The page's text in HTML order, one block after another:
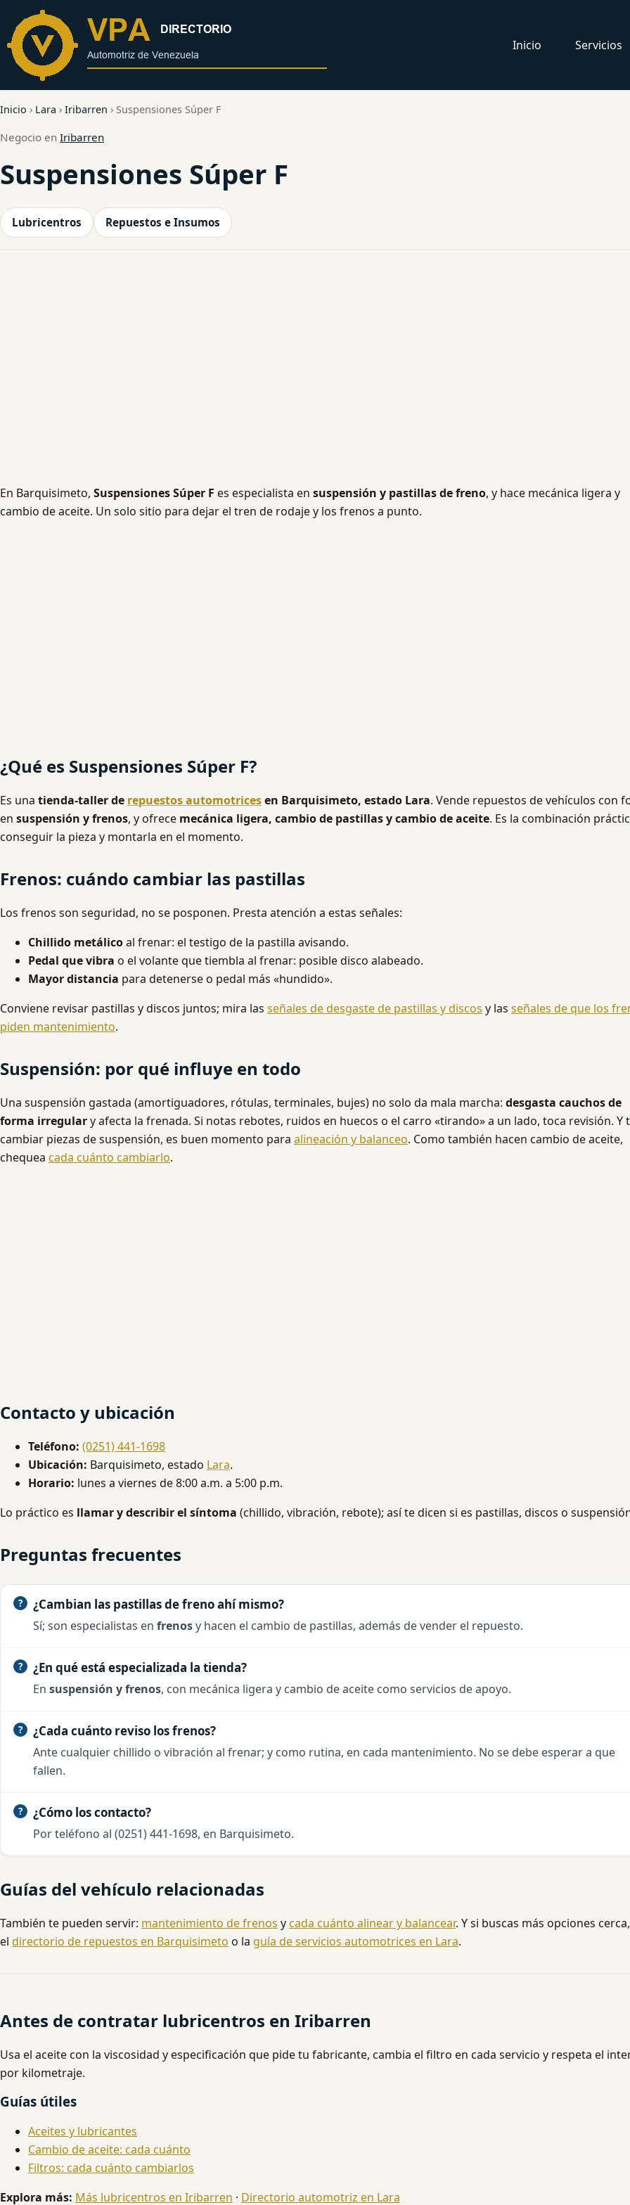
contenido
Inicio
Servicios
Inicio › Lara › Iribarren › Suspensiones Súper F
Negocio en Iribarren
Suspensiones Súper F
Lubricentros Repuestos e Insumos
En Barquisimeto, Suspensiones Súper F es especialista en suspensión y pastillas de freno, y hace mecánica ligera y
cambio de aceite. Un solo sitio para dejar el tren de rodaje y los frenos a punto.
¿Qué es Suspensiones Súper F?
Es una tienda-taller de repuestos automotricesen Barquisimeto, estado Lara. Vende repuestos de vehículos con
en suspensión y frenos, y ofrece mecánica ligera, cambio de pastillas y cambio de aceite. Es la combinación
conseguir la pieza y montarla en el momento.
Frenos: cuándo cambiar las pastillas
Los frenos son seguridad, no se posponen. Presta atención a estas señales:
Chillido metálicoal frenar: el testigo de la pastilla avisando.
Pedal que vibra o el volante que tiembla al frenar: posible disco alabeado.
Mayor distancia para detenerse o pedal más «hundido».
Conviene revisar pastillas y discos juntos; mira las señales de desgaste de pastillas y discos y las señales de que los
piden mantenimiento.
Suspensión: por qué influye en todo
Una suspensión gastada (amortiguadores, rótulas, terminales, bujes) no solo da mala marcha: desgasta cauchos de
forma irregulary afecta la frenada. Si notas rebotes, ruidos en huecos o el carro «tirando» a un lado, toca revisión. Y
cambiar piezas de suspensión, es buen momento para alineación y balanceo. Como también hacen cambio de aceite,
chequea cada cuánto cambiarlo.
Contacto y ubicación
Teléfono: (0251) 441-1698
Ubicación: Barquisimeto, estado Lara.
Horario: lunes a viernes de 8:00 a.m. a 5:00 p.m.
Lo práctico es llamar y describir el síntoma (chillido, vibración, rebote); así te dicen si es pastillas, discos o
Preguntas frecuentes
¿Cambian las pastillas de freno ahí mismo?
Sí; son especialistas en frenosy hacen el cambio de pastillas, además de vender el repuesto.
¿En qué está especializada la tienda?
En suspensión y frenos, con mecánica ligera y cambio de aceite como servicios de apoyo.
¿Cada cuánto reviso los frenos?
Ante cualquier chillido o vibración al frenar; y como rutina, en cada mantenimiento. No se debe esperar a que
fallen.
¿Cómo los contacto?
Por teléfono al (0251) 441-1698, en Barquisimeto.
Guías del vehículo relacionadas
También te pueden servir: mantenimiento de frenos ycada cuánto alinear y balancear. Y si buscas más opciones
el directorio de repuestos en Barquisimeto o la guía de servicios automotrices en Lara.
Antes de contratar lubricentros en Iribarren
Usa el aceite con la viscosidad y especificación que pide tu fabricante, cambia el filtro en cada servicio y respeta el
por kilometraje.
Guías útiles
Aceites y lubricantes
Cambio de aceite: cada cuánto
Filtros: cada cuánto cambiarlos
Explora más: Más lubricentros en Iribarren · Directorio automotriz en Lara